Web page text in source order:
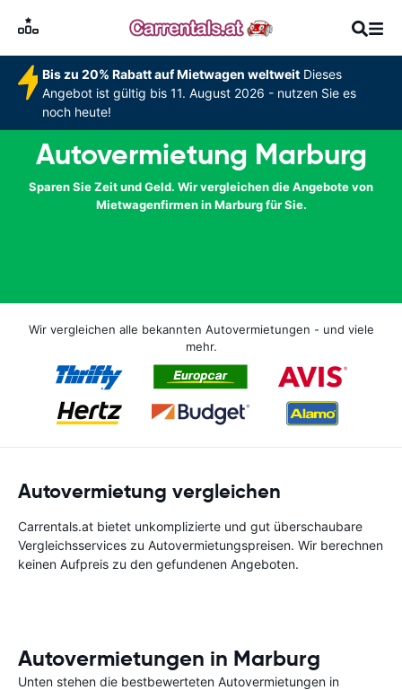
Bis zu 20% Rabatt auf Mietwagen weltweitDieses
Angebot ist gültig bis 11. August 2026 - nutzen Sie es
noch heute!
Autovermietung Marburg
Sparen Sie Zeit und Geld. Wir vergleichen die Angebote von
Mietwagenfirmen in Marburg für Sie.
Wir vergleichen alle bekannten Autovermietungen - und viele
mehr.
Autovermietung vergleichen
Carrentals.at bietet unkomplizierte und gut überschaubare
Vergleichsservices zu Autovermietungspreisen. Wir berechnen
keinen Aufpreis zu den gefundenen Angeboten.
Autovermietungen in Marburg
Unten stehen die bestbewerteten Autovermietungen in